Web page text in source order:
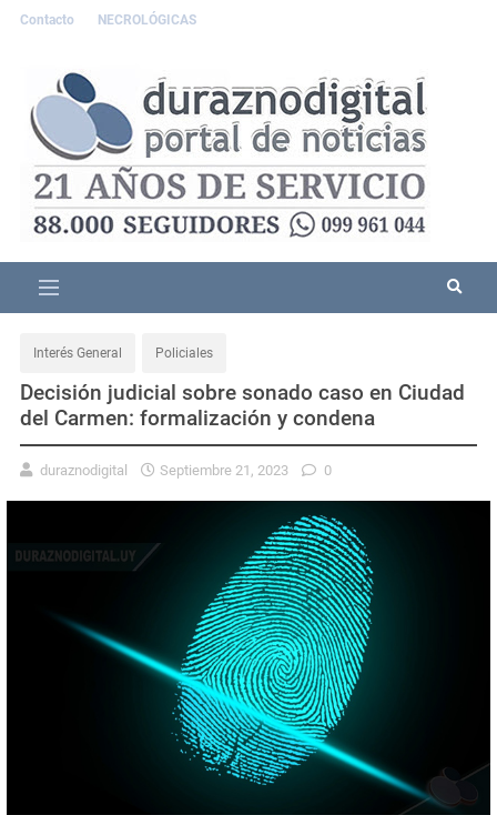
Contacto NECROLÓGICAS
Interés General Policiales
Decisión judicial sobre sonado caso en Ciudad
del Carmen: formalización y condena
duraznodigital Septiembre 21, 2023 0